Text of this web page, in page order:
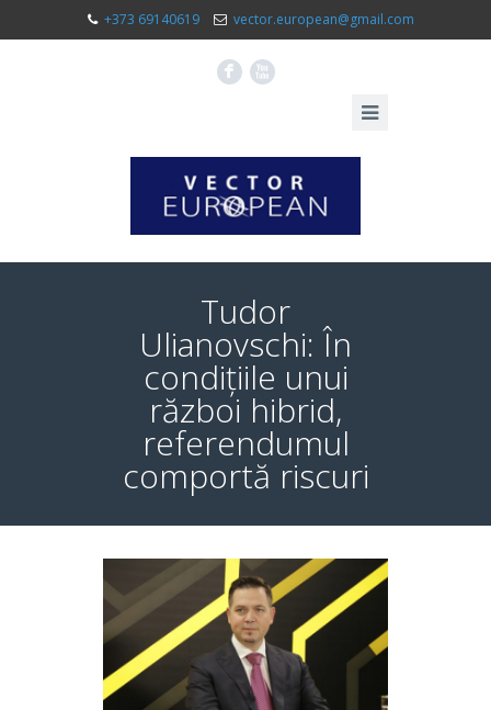
+373 69140619 vector.european@gmail.com
F X
Tudor
Ulianovschi: În
condițiile unui
război hibrid,
referendumul
comportă riscuri